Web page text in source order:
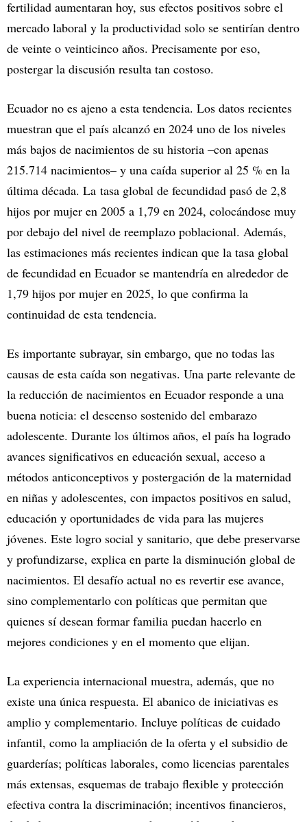
fertilidad aumentaran hoy, sus efectos positivos sobre el
mercado laboral y la productividad solo se sentirían dentro
de veinte o veinticinco años. Precisamente por eso,
postergar la discusión resulta tan costoso.
Ecuador no es ajeno a esta tendencia. Los datos recientes
muestran que el país alcanzó en 2024 uno de los niveles
más bajos de nacimientos de su historia –con apenas
215.714 nacimientos– y una caída superior al 25 % en la
última década. La tasa global de fecundidad pasó de 2,8
hijos por mujer en 2005 a 1,79 en 2024, colocándose muy
por debajo del nivel de reemplazo poblacional. Además,
las estimaciones más recientes indican que la tasa global
de fecundidad en Ecuador se mantendría en alrededor de
1,79 hijos por mujer en 2025, lo que confirma la
continuidad de esta tendencia.
Es importante subrayar, sin embargo, que no todas las
causas de esta caída son negativas. Una parte relevante de
la reducción de nacimientos en Ecuador responde a una
buena noticia: el descenso sostenido del embarazo
adolescente. Durante los últimos años, el país ha logrado
avances significativos en educación sexual, acceso a
métodos anticonceptivos y postergación de la maternidad
en niñas y adolescentes, con impactos positivos en salud,
educación y oportunidades de vida para las mujeres
jóvenes. Este logro social y sanitario, que debe preservarse
y profundizarse, explica en parte la disminución global de
nacimientos. El desafío actual no es revertir ese avance,
sino complementarlo con políticas que permitan que
quienes sí desean formar familia puedan hacerlo en
mejores condiciones y en el momento que elijan.
La experiencia internacional muestra, además, que no
existe una única respuesta. El abanico de iniciativas es
amplio y complementario. Incluye políticas de cuidado
infantil, como la ampliación de la oferta y el subsidio de
guarderías; políticas laborales, como licencias parentales
más extensas, esquemas de trabajo flexible y protección
efectiva contra la discriminación; incentivos financieros,